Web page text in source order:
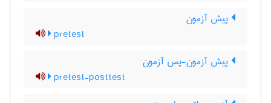
پیش آزمون
pretest
پیش آزمون-پس آزمون
pretest-posttest